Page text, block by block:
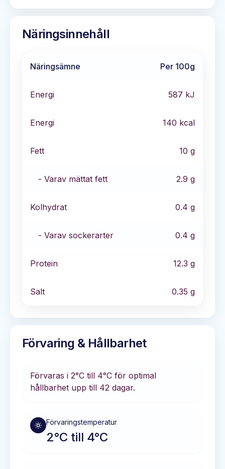
Näringsinnehåll
Näringsämne Per 100g
Energi 587 kJ
Energi 140 kcal
Fett 10 g
- Varav mättat fett 2.9 g
Kolhydrat 0.4 g
- Varav sockerarter 0.4 g
Protein 12.3 g
Salt 0.35 g
Förvaring & Hållbarhet
Förvaras i 2°C till 4°C för optimal
hållbarhet upp till 42 dagar.
Förvaringstemperatur
2°C till 4°C